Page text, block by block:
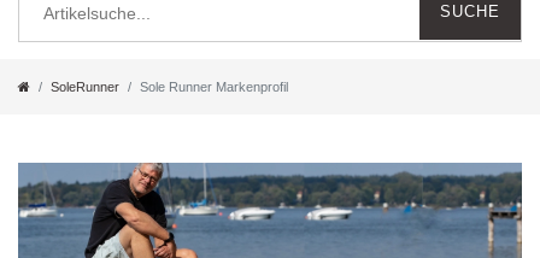
SUCHE
SoleRunner Sole Runner Markenprofil